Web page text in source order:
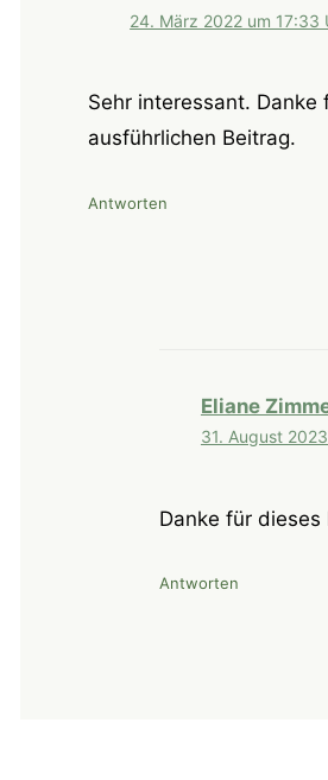
24. März 2022 um 17:33
Sehr interessant. Danke
ausführlichen Beitrag.
Antworten
Eliane
31. August
Danke für dieses
Antworten